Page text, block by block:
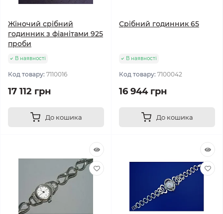
Жіночий срібний
годинник з фіанітами 925
проби
В наявності
Код товару: 7110016
17 112 грн
До кошика
Срібний годинник 65
В наявності
Код товару: 7100042
16 944 грн
До кошика